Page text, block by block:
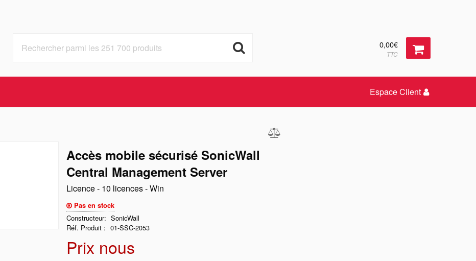
0,00€
TTC
Espace Client
Accès mobile sécurisé SonicWall
Central Management Server
Licence - 10 licences - Win
Pas en stock
Constructeur
SonicWall
Réf. Produit
01-SSC-2053
Prix nous